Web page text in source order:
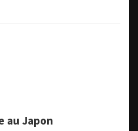
au Japon